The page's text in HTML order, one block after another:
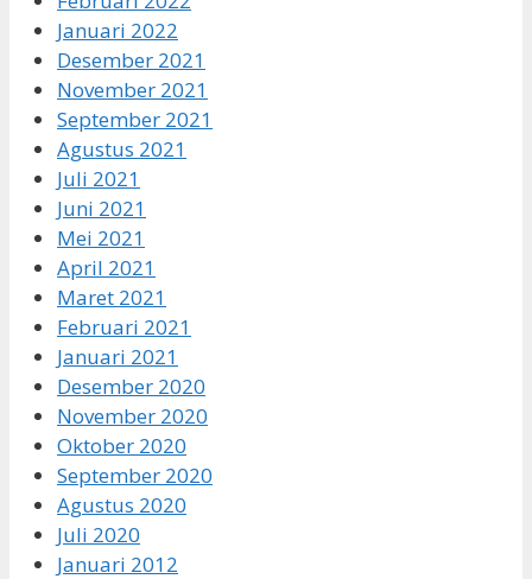
Januari 2022
Desember 2021
November 2021
September 2021
Agustus 2021
Juli 2021
Juni 2021
Mei 2021
April 2021
Maret 2021
Februari 2021
Januari 2021
Desember 2020
November 2020
Oktober 2020
September 2020
Agustus 2020
Juli 2020
Januari 2012